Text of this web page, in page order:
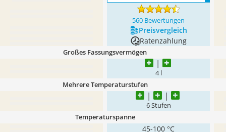
560 Bewertungen
Preis­vergleich
Ratenzahlung
Großes Fassungsvermögen
4 l
Mehrere Temperaturstufen
6 Stufen
Temperaturspanne
45-100 °C